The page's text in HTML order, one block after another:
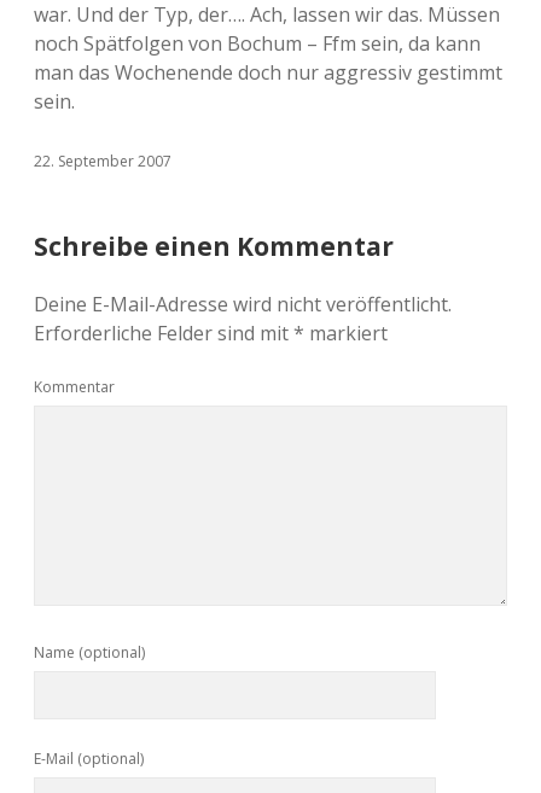
war. Und der Typ, der…. Ach, lassen wir das. Müssen
noch Spätfolgen von Bochum – Ffm sein, da kann
man das Wochenende doch nur aggressiv gestimmt
sein.
22. September 2007
Schreibe einen Kommentar
Deine E-Mail-Adresse wird nicht veröffentlicht.
Erforderliche Felder sind mit* markiert
Kommentar
Name (optional)
E-Mail (optional)